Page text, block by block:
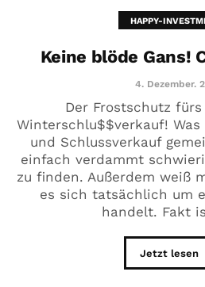
HAPPY-
Keine blöde Gans!
4. Dezember.
Der Frostschutz
Winterschlu$$verkauf!
und Schlussverkauf
einfach verdammt
zu finden. Außerdem weiß
es sich tatsächlich um
handelt. Fakt
Jetzt lesen